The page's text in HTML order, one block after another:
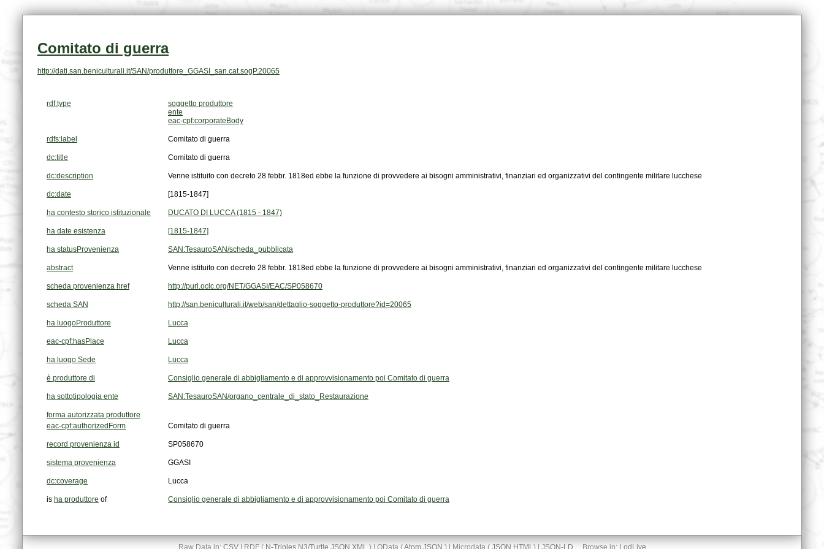
Comitato di guerra
http://dati.san.beniculturali.it/SAN/produttore_GGASI_san.cat.sogP.20065
rdf:type
soggetto produttore
ente
eac-cpf:corporateBody
rdfs:label Comitato di guerra
dc:title Comitato di guerra
dc:description Venne istituito con decreto 28 febbr. 1818ed ebbe la funzione di provvedere ai bisogni amministrativi, finanziari ed organizzativi del contingente militare lucchese
dc:date [1815-1847]
ha contesto storico istituzionale DUCATO DI LUCCA (1815 - 1847)
ha date esistenza [1815-1847]
ha statusProvenienza SAN:TesauroSAN/scheda_pubblicata
abstract Venne istituito con decreto 28 febbr. 1818ed ebbe la funzione di provvedere ai bisogni amministrativi, finanziari ed organizzativi del contingente militare lucchese
scheda provenienza href http://purl.oclc.org/NET/GGASI/EAC/SP058670
scheda SAN http://san.beniculturali.it/web/san/dettaglio-soggetto-produttore?id=20065
ha luogoProduttore Lucca
eac-cpf:hasPlace Lucca
ha luogo Sede Lucca
è produttore di Consiglio generale di abbigliamento e di approvvisionamento poi Comitato di guerra
ha sottotipologia ente SAN:TesauroSAN/organo_centrale_di_stato_Restaurazione
forma autorizzata produttore
eac-cpf:authorizedForm
Comitato di guerra
record provenienza id SP058670
sistema provenienza GGASI
dc:coverage Lucca
is ha produttore of Consiglio generale di abbigliamento e di approvvisionamento poi Comitato di guerra
Raw Data in: CSV| RDF ( N-Triples N3/Turtle JSON XML ) | OData (Atom JSON ) | Microdata ( JSON HTML ) | JSON-LD Browse in: LodLive